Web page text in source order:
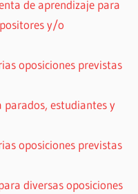
de aprendizaje para
y/o
oposiciones previstas
parados, estudiantes y
oposiciones previstas
diversas oposiciones